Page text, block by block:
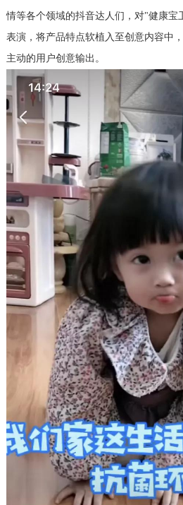
情等各个领域的抖音达人们，对"健康宝
表演，将产品特点软植入至创意内容中
主动的用户创意输出。